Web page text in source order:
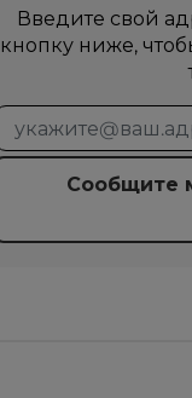
Введите свой
кнопку ниже,
Сообщите